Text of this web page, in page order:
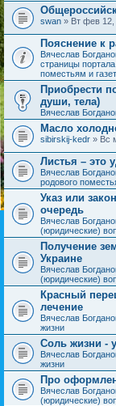
swan » Вт фев
Пояснение к
Вячеслав
страницы
поместьям и
Приобрести
души, тела)
Вячеслав
Масло
sibirskij-kedr » Вс
Листья – это
Вячеслав
родового
Указ или
очередь
Вячеслав
(юридические)
Получение
Украине
Вячеслав
(юридические)
Красный
лечение
Вячеслав
жизни
Соль жизни -
Вячеслав
жизни
Про
Вячеслав
(юридические)